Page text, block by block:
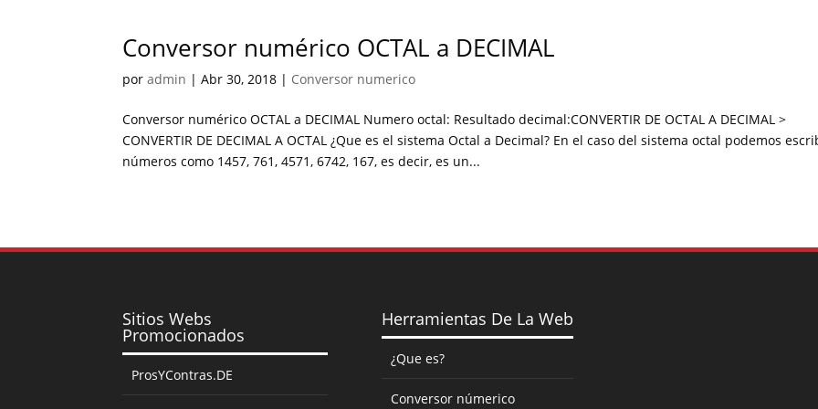
Conversor numérico OCTAL a DECIMAL
poradmin |Abr 30, 2018 | Conversor numerico
Conversor numérico OCTAL a DECIMAL Numero octal: Resultado decimal:CONVERTIR DE OCTAL A DECIMAL >
CONVERTIR DE DECIMAL A OCTAL ¿Que es el sistema Octal a Decimal? En el caso del sistema octal podemos
números como 1457, 761, 4571, 6742, 167, es decir, es un...
Sitios Webs
Promocionados
ProsYContras.DE
Herramientas De La Web
¿Que es?
Conversor númerico